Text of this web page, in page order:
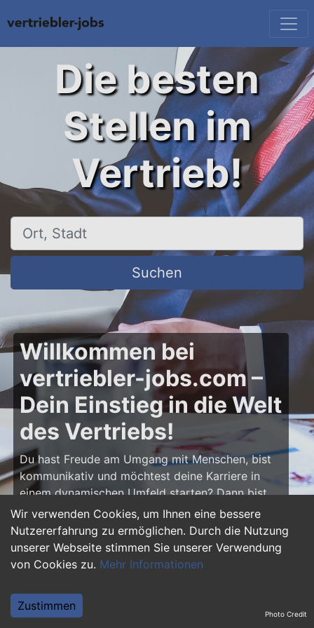
Wir verwenden Cookies, um Ihnen eine bessere
Nutzererfahrung zu ermöglichen. Durch die Nutzung
unserer Webseite stimmen Sie unserer Verwendung
von Cookies zu. Mehr Informationen
Zustimmen
Die besten
Stellen im
Vertrieb!
Ort, Stadt
Suchen
Willkommen bei
vertriebler-jobs.com –
Dein Einstieg in die Welt
des Vertriebs!
Du hast Freude am Umgang mit Menschen, bist
kommunikativ und möchtest deine Karriere in
einem dynamischen Umfeld starten? Dann bist
du aufvertriebler-jobs.comgenau richtig! Hier
findest du zahlreiche Ausbildungsplätze und
Einstiegsjobs im Vertrieb – von klassischen
Vertriebspositionen über Außendienst bis hin zu
Vertriebler und entwickle deine Talente!
Photo Credit